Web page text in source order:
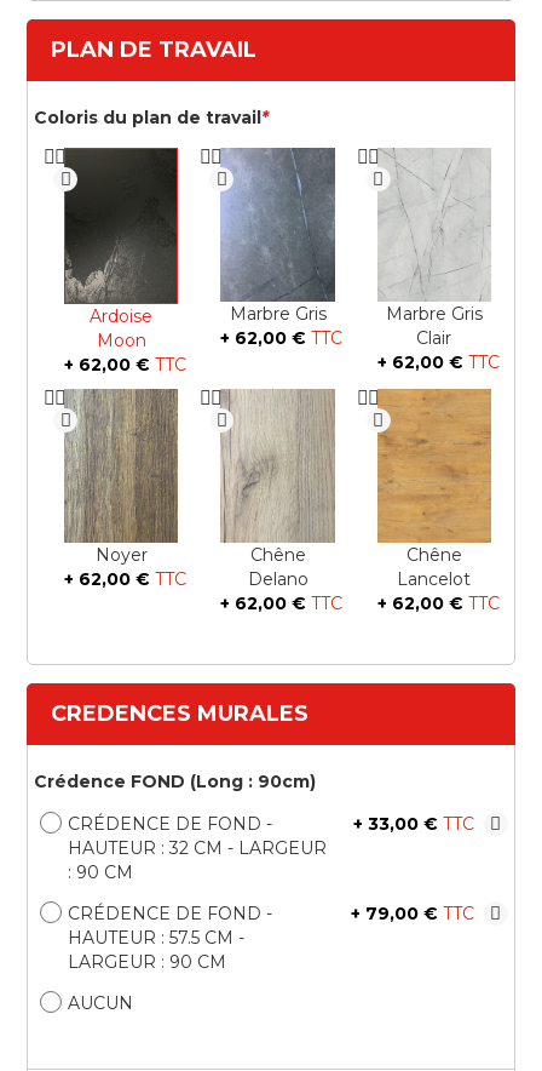
PLAN DE TRAVAIL
*
Coloris du plan de travail
Ardoise
Moon
+ 62,00 €
Marbre Gris
+ 62,00 €
Marbre Gris
Clair
+ 62,00 €
Noyer
+ 62,00 €
Chêne
Delano
+ 62,00 €
Chêne
Lancelot
+ 62,00 €
CREDENCES MURALES
Crédence FOND (Long : 90cm)
CRÉDENCE DE FOND -
HAUTEUR : 32 CM - LARGEUR
: 90 CM
+ 33,00 €
CRÉDENCE DE FOND -
HAUTEUR : 57.5 CM -
LARGEUR : 90 CM
+ 79,00 €
AUCUN